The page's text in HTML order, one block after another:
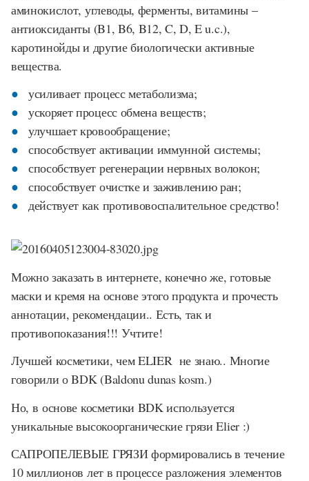
аминокислот, углеводы, ферменты, витамины –
антиоксиданты (B1, B6, B12, C, D, E u.c.),
каротинойды и другие биологически активные
вещества.
усиливает процесс метаболизма;
ускоряет процесс обмена веществ;
улучшает кровообращение;
способствует активации иммунной системы;
способствует регенерации нервных волокон;
способствует очистке и заживлению ран;
действует как противовоспалительное средство!
Можно заказать в интернете, конечно же, готовые
маски и кремя на основе этого продукта и прочесть
аннотации, рекомендации.. Есть, так и
противопоказания!!! Учтите!
Лучшей косметики, чем ELIER не знаю.. Многие
говорили о BDK (Baldonu dunas kosm.)
Но, воснове косметики BDK используется
уникальные высокоорганические грязи Elier :)
САПРОПЕЛЕВЫЕ ГРЯЗИ формировались в течение
10 миллионов лет в процессе разложения элементов